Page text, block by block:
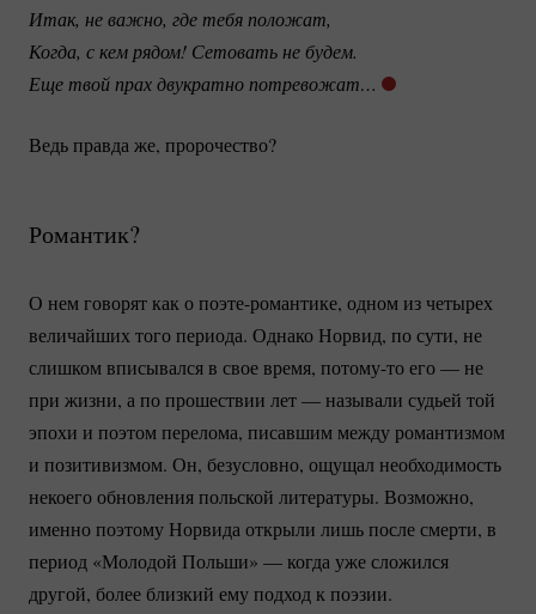
Итак, не важно, где тебя положат,
Когда, с кем рядом! Сетовать не будем.
Еще твой прах двукратно потревожат…
Ведь правда же, пророчество?
Романтик?
О нем говорят как опоэте-романтике, одном из четырех
величайших того периода. Однако Норвид, по сути, не
слишком вписывался в свое время, потому-тоего — не
при жизни, а по прошествии лет — называли судьей той
эпохи и поэтом перелома, писавшим между романтизмом
и позитивизмом. Он, безусловно, ощущал необходимость
некоего обновления польской литературы. Возможно,
именно поэтому Норвида открыли лишь после смерти, в
период «Молодой Польши» — когда уже сложился
другой, более близкий ему подход к поэзии.